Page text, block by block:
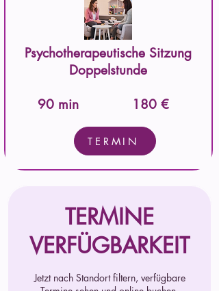
Psychotherapeutische Sitzung
Doppelstunde
90 min
180 €
TERMIN
TERMINE
VERFÜGBARKEIT
Jetzt nach Standort filtern, verfügbare